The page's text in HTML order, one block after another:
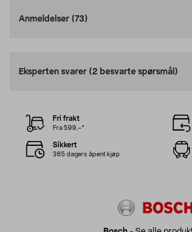
Anmeldelser (73)
Eksperten svarer (2 besvarte spørsmål)
Fri frakt
Fra 599,–*
Sikkert
365 dagers åpent kjøp